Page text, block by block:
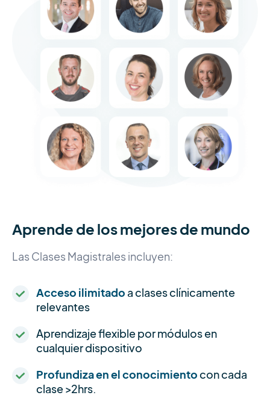
Aprende de los mejores de mundo
Las Clases Magistrales incluyen:
Acceso ilimitado a clases clínicamente
relevantes
Aprendizaje flexible por módulos en
cualquier dispositivo
Profundiza en el conocimientocon cada
clase >2hrs.